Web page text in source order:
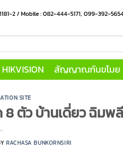
2 / Mobile : 082-444-5171, 099-392-
HIKVISION สัญญาณกันขโมย
SITE
ตัว บ้านเดี่ยว ฉิมพลี
RACHASA BUNKORNSIRI